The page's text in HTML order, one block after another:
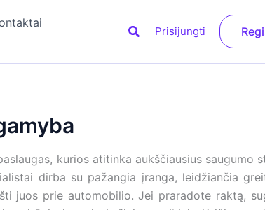
PaieškaPrisijungti
kurios atitinka aukščiausius saugumo
dirba su pažangia įranga, leidžiančia
juos prie automobilio. Jei praradote raktą,